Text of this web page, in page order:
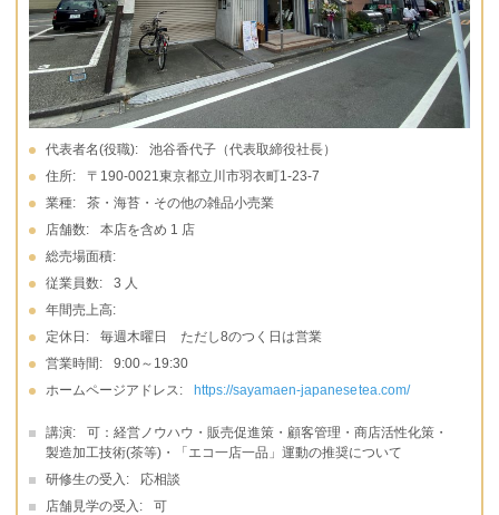
代表者名(役職):
池谷香代子（代表取締役社長）
住所:
〒190-0021東京都立川市羽衣町1-23-7
業種:
茶・海苔・その他の雑品小売業
店舗数:
本店を含め 1 店
総売場面積:
従業員数:
3 人
年間売上高:
定休日:
毎週木曜日 ただし8のつく日は営業
営業時間:
9:00～19:30
ホームページアドレス:
https://sayamaen-japanesetea.com/
講演:
可：経営ノウハウ・販売促進策・顧客管理・商店活性化策・
製造加工技術(茶等)・「エコ一店一品」運動の推奨について
研修生の受入:
応相談
店舗見学の受入:
可